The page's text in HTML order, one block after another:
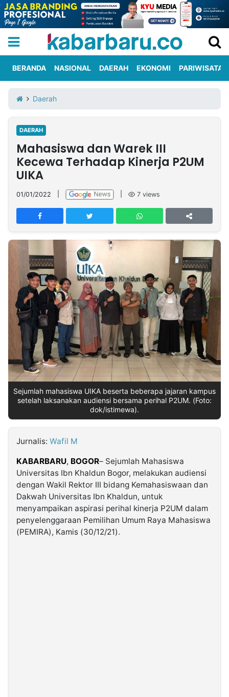
Iklan
Berita
Kami
Nasional
International
Olahraga
Entertainment
Daerah
Pariwisata
Kuliner
Kolom
Network
PT
TREETAN
INDONESIA
Partner
Insight
NTB
Suara
Time
Lens
IDN
Daily
Jogja
Jalan
Rakyat
Idealita
News
Kita
Notice
Dinamikapost.com
Radar
Baru
Seedbacklink
Kabarbaru
Kabarbaru.co
Kabarbaru
BERANDA NASIONAL DAERAH EKONOMI PARIWISATA
Daerah
DAERAH
Mahasiswa dan Warek III
Kecewa Terhadap Kinerja P2UM
UIKA
01/01/2022 7 views
Sejumlah mahasiswa UIKA beserta beberapa jajaran kampus
setelah laksanakan audiensi bersama perihal P2UM. (Foto:
dok/istimewa).
Jurnalis: Wafil M
KABARBARU, BOGOR– Sejumlah Mahasiswa
Universitas Ibn Khaldun Bogor, melakukan audiensi
dengan Wakil Rektor III bidang Kemahasiswaan dan
Dakwah Universitas Ibn Khaldun, untuk
menyampaikan aspirasi perihal kinerja P2UM dalam
penyelenggaraan Pemilihan Umum Raya Mahasiswa
(PEMIRA), Kamis (30/12/21).